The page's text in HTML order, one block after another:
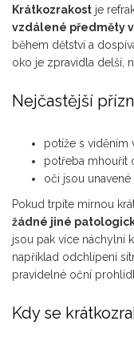
Krátkozrakost je
vzdálené předměty
během dětství a
oko je zpravidla delší,
Nejčastější
potíže s viděním
potřeba mhouřit
oči jsou
Pokud trpíte mírnou
žádné jiné
jsou pak více náchylní
například odchlípení
pravidelné oční
Kdy se